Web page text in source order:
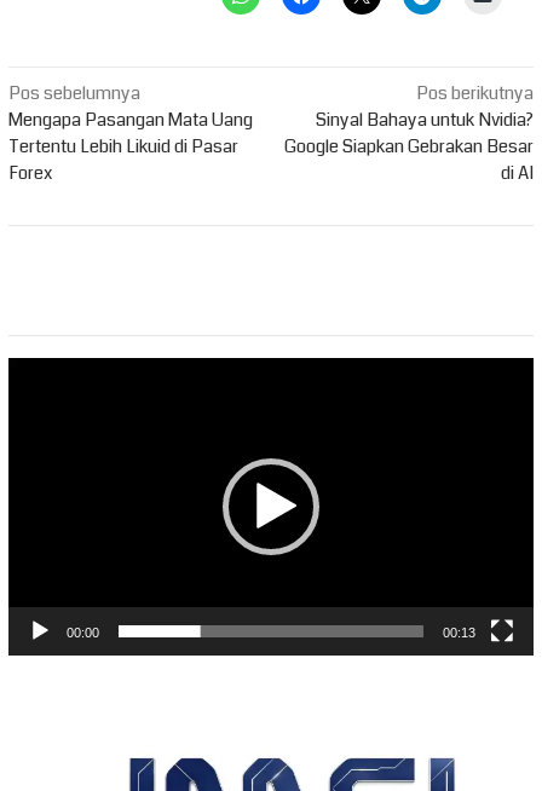
Navigasi
pos
Pos sebelumnya
Mengapa Pasangan Mata Uang
Tertentu Lebih Likuid di Pasar
Forex
Pos berikutnya
Sinyal Bahaya untuk Nvidia?
Google Siapkan Gebrakan Besar
di AI
00:00 00:13